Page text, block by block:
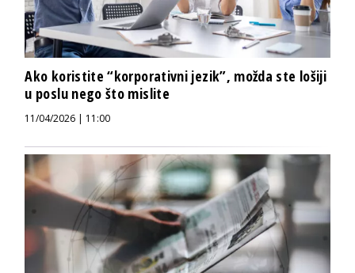
Ako koristite “korporativni jezik”, možda ste lošiji
u poslu nego što mislite
11/04/2026 | 11:00